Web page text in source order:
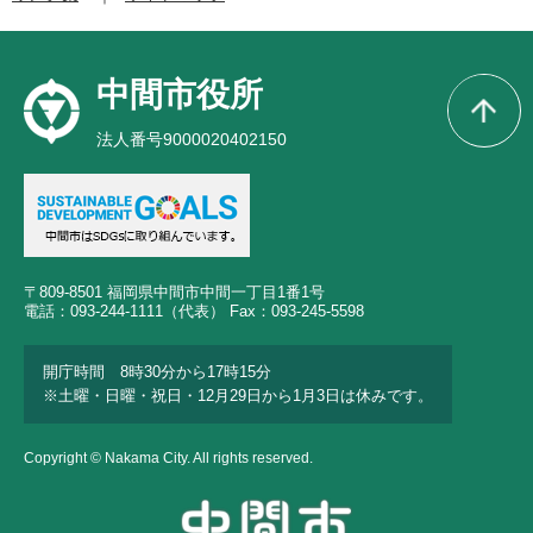
中間市役所
法人番号9000020402150
〒809-8501 福岡県中間市中間一丁目1番1号
電話：093-244-1111（代表） Fax：093-245-5598
開庁時間 8時30分から17時15分
※土曜・日曜・祝日・12月29日から1月3日は休みです。
Copyright © Nakama City. All rights reserved.